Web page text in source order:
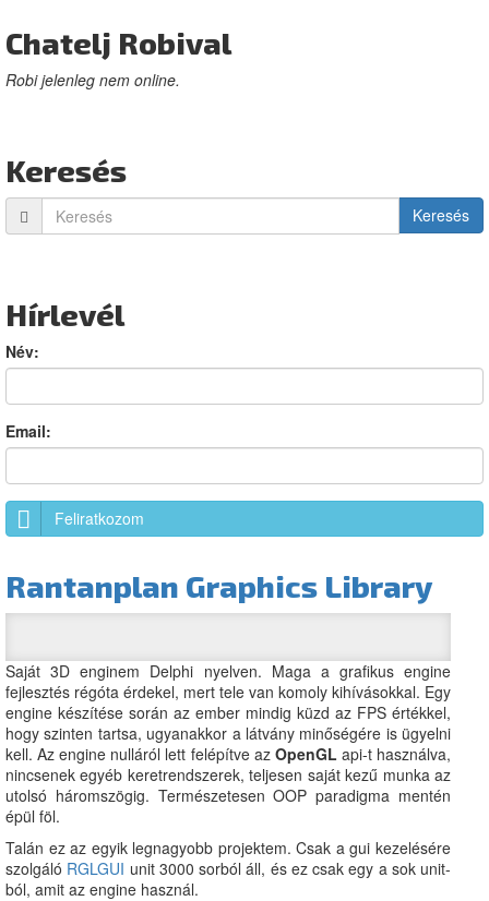
Chatelj Robival
Robi jelenleg nem online.
Keresés
Keresés
Hírlevél
Név:
Email:
Feliratkozom
Rantanplan Graphics Library
Saját 3D enginem Delphi nyelven. Maga a grafikus engine
fejlesztés régóta érdekel, mert tele van komoly kihívásokkal. Egy
engine készítése során az ember mindig küzd az FPS értékkel,
hogy szinten tartsa, ugyanakkor a látvány minőségére is ügyelni
kell. Az engine nulláról lett felépítve az OpenGL api-t használva,
nincsenek egyéb keretrendszerek, teljesen saját kezű munka az
utolsó háromszögig. Természetesen OOP paradigma mentén
épül föl.
Talán ez az egyik legnagyobb projektem. Csak a gui kezelésére
szolgáló RGLGUI unit 3000 sorból áll, és ez csak egy a sok unit-
ból, amit az engine használ.